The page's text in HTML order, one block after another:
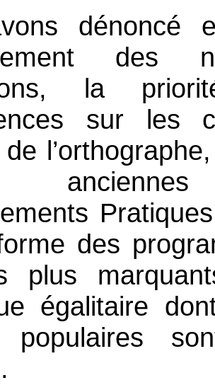
dénoncé
des
la
sur les
des
plus
égalitaire
populaires